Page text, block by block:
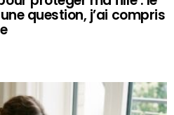
question, j’ai compris